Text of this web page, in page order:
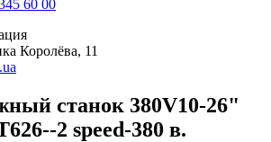
60 00
Королёва, 11
станок 380V10-26"
2 speed-380 в.